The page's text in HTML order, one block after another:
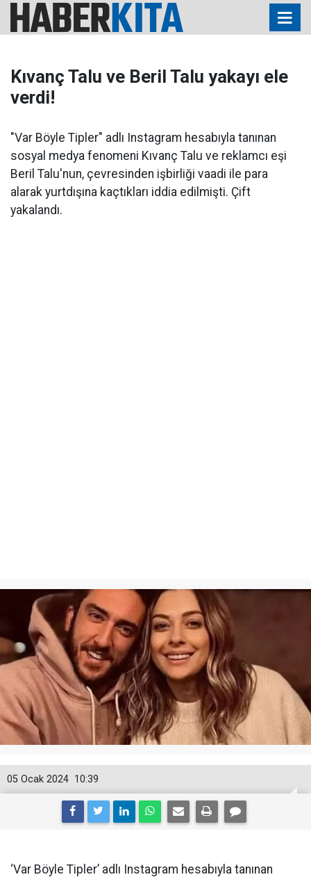
Kıvanç Talu ve Beril Talu yakayı ele
verdi!
"Var Böyle Tipler" adlı Instagram hesabıyla tanınan
sosyal medya fenomeni Kıvanç Talu ve reklamcı eşi
Beril Talu'nun, çevresinden işbirliği vaadi ile para
alarak yurtdışına kaçtıkları iddia edilmişti. Çift
yakalandı.
10:39
05 Ocak 2024
‘Var Böyle Tipler’ adlı Instagram hesabıyla tanınan